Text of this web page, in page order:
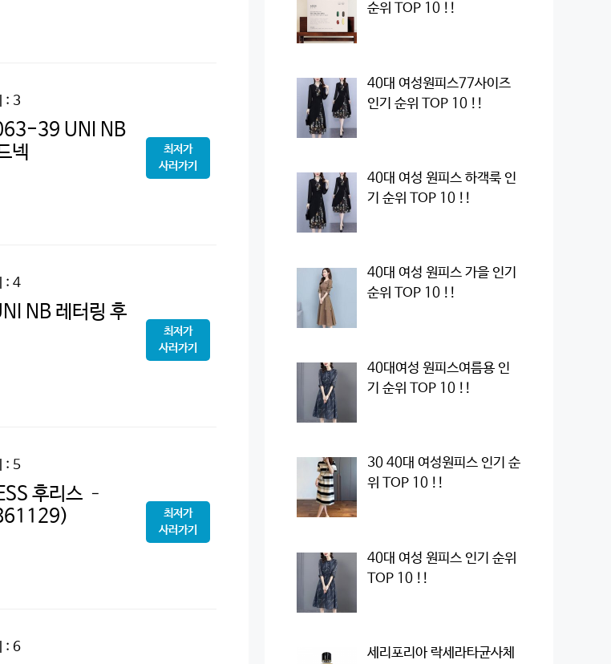
: 3
39 UNI NB
넥
최저가
사러가기
: 4
NB 레터링 후
최저가
사러가기
: 5
후리스 –
최저가
사러가기
: 6
순위 TOP 10 !!
40대 여성원피스77사이즈
인기 순위 TOP 10 !!
40대 여성 원피스 하객룩 인
기 순위 TOP 10 !!
40대 여성 원피스 가을 인기
순위 TOP 10 !!
40대여성 원피스여름용 인
기 순위 TOP 10 !!
30 40대 여성원피스 인기 순
위 TOP 10 !!
40대 여성 원피스 인기 순위
TOP 10 !!
세리포리아 락세라타균사체